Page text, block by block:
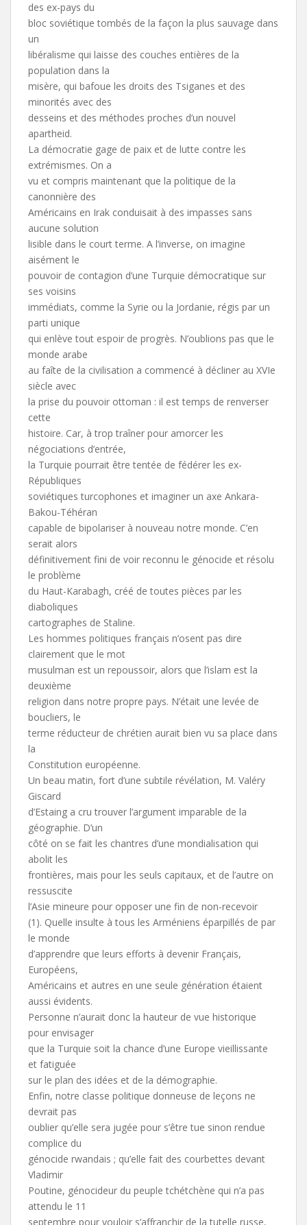
des ex-pays du
bloc soviétique tombés de la façon la plus sauvage dans
un
libéralisme qui laisse des couches entières de la
population dans la
misère, qui bafoue les droits des Tsiganes et des
minorités avec des
desseins et des méthodes proches d’un nouvel
apartheid.
La démocratie gage de paix et de lutte contre les
extrémismes. On a
vu et compris maintenant que la politique de la
canonnière des
Américains en Irak conduisait à des impasses sans
aucune solution
lisible dans le court terme. A l’inverse, on imagine
aisément le
pouvoir de contagion d’une Turquie démocratique sur
ses voisins
immédiats, comme la Syrie ou la Jordanie, régis par un
parti unique
qui enlève tout espoir de progrès. N’oublions pas que le
monde arabe
au faîte de la civilisation a commencé à décliner au XVIe
siècle avec
la prise du pouvoir ottoman : il est temps de renverser
cette
histoire. Car, à trop traîner pour amorcer les
négociations d’entrée,
la Turquie pourrait être tentée de fédérer les ex-
Républiques
soviétiques turcophones et imaginer un axe Ankara-
Bakou-Téhéran
capable de bipolariser à nouveau notre monde. C’en
serait alors
définitivement fini de voir reconnu le génocide et résolu
le problème
du Haut-Karabagh, créé de toutes pièces par les
diaboliques
cartographes de Staline.
Les hommes politiques français n’osent pas dire
clairement que le mot
musulman est un repoussoir, alors que l’islam est la
deuxième
religion dans notre propre pays. N’était une levée de
boucliers, le
terme réducteur de chrétien aurait bien vu sa place dans
la
Constitution européenne.
Un beau matin, fort d’une subtile révélation, M. Valéry
Giscard
d’Estaing a cru trouver l’argument imparable de la
géographie. D’un
côté on se fait les chantres d’une mondialisation qui
abolit les
frontières, mais pour les seuls capitaux, et de l’autre on
ressuscite
l’Asie mineure pour opposer une fin de non-recevoir
(1). Quelle insulte à tous les Arméniens éparpillés de par
le monde
d’apprendre que leurs efforts à devenir Français,
Européens,
Américains et autres en une seule génération étaient
aussi évidents.
Personne n’aurait donc la hauteur de vue historique
pour envisager
que la Turquie soit la chance d’une Europe vieillissante
et fatiguée
sur le plan des idées et de la démographie.
Enfin, notre classe politique donneuse de leçons ne
devrait pas
oublier qu’elle sera jugée pour s’être tue sinon rendue
complice du
génocide rwandais ; qu’elle fait des courbettes devant
Vladimir
Poutine, génocideur du peuple tchétchène qui n’a pas
attendu le 11
septembre pour vouloir s’affranchir de la tutelle russe,